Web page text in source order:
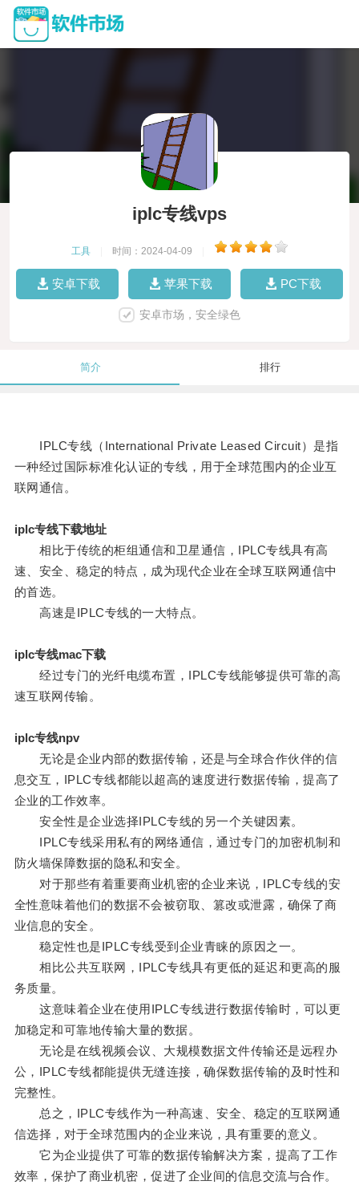
iplc专线vps
工具 时间：2024-04-09
安卓下载 苹果下载 PC下载
安卓市场，安全绿色
简介 排行
IPLC专线（International Private Leased Circuit）是指
一种经过国际标准化认证的专线，用于全球范围内的企业互
联网通信。
iplc专线下载地址
相比于传统的柜组通信和卫星通信，IPLC专线具有高
速、安全、稳定的特点，成为现代企业在全球互联网通信中
的首选。
高速是IPLC专线的一大特点。
iplc专线mac下载
经过专门的光纤电缆布置，IPLC专线能够提供可靠的高
速互联网传输。
iplc专线npv
无论是企业内部的数据传输，还是与全球合作伙伴的信
息交互，IPLC专线都能以超高的速度进行数据传输，提高了
企业的工作效率。
安全性是企业选择IPLC专线的另一个关键因素。
IPLC专线采用私有的网络通信，通过专门的加密机制和
防火墙保障数据的隐私和安全。
对于那些有着重要商业机密的企业来说，IPLC专线的安
全性意味着他们的数据不会被窃取、篡改或泄露，确保了商
业信息的安全。
稳定性也是IPLC专线受到企业青睐的原因之一。
相比公共互联网，IPLC专线具有更低的延迟和更高的服
务质量。
这意味着企业在使用IPLC专线进行数据传输时，可以更
加稳定和可靠地传输大量的数据。
无论是在线视频会议、大规模数据文件传输还是远程办
公，IPLC专线都能提供无缝连接，确保数据传输的及时性和
完整性。
总之，IPLC专线作为一种高速、安全、稳定的互联网通
信选择，对于全球范围内的企业来说，具有重要的意义。
它为企业提供了可靠的数据传输解决方案，提高了工作
效率，保护了商业机密，促进了企业间的信息交流与合作。